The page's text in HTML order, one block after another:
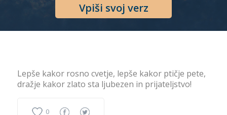
Vpiši svoj verz
Lepše kakor rosno cvetje, lepše kakor ptičje pete,
dražje kakor zlato sta ljubezen in prijateljstvo!
0